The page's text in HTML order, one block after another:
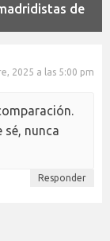
de
2025 a las 5:00 pm
nunca
Responder